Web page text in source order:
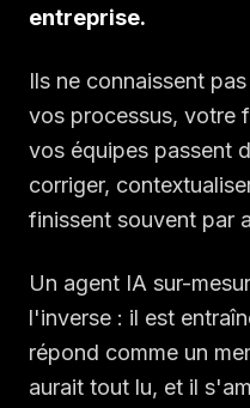
entreprise.
Ils ne connaissent
vos processus, votre
vos équipes passent
corriger,
finissent souvent par
Un agent IA sur-
l'inverse : il est
répond comme un
aurait tout lu, et il